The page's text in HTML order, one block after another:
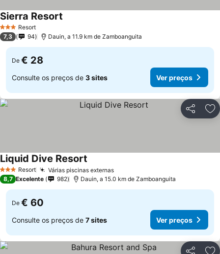
3 EstrelasResort
Sierra Resort
7,3 94 Dauin, a 11.9 km de Zamboanguita
De € 28
Consulte os preços de 3 sites Ver preços
Partilhar
3 EstrelasResort Várias piscinas externas
Liquid Dive Resort
8,7 Excelente 982 Dauin, a 15.0 km de Zamboanguita
De € 60
Consulte os preços de 7 sites Ver preços